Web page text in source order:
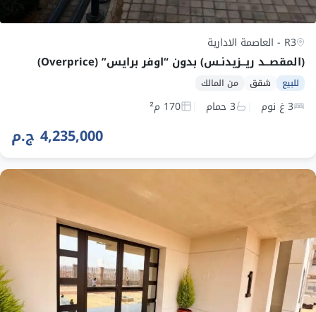
R3 - العاصمة الادارية
(المقصــد ريــزيدنـس) بدون “اوفر برايس” (Overprice)
للبيع شقق من المالك
3 غ نوم 3 حمام 170 م²
4,235,000 ج.م